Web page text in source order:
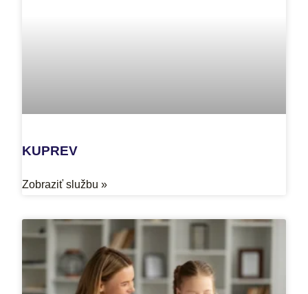
KUPREV
Zobraziť službu »